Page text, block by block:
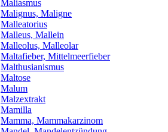
Maliasmus
Malignus, Maligne
Malleatorius
Malleus, Mallein
Malleolus, Malleolar
Maltafieber, Mittelmeerfieber
Malthusianismus
Maltose
Malum
Malzextrakt
Mamilla
Mamma, Mammakarzinom